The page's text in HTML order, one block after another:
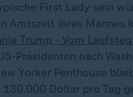
First Lady sein
Amtszeit ihres Mannes
Trump - Vom
Präsidenten nach
Yorker Penthouse
Dollar pro Tag